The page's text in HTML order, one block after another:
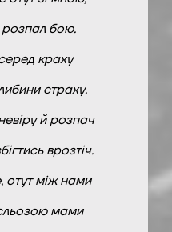
розпал бою.
краху
страху.
й розпач
врозтіч.
отут між нами
мами